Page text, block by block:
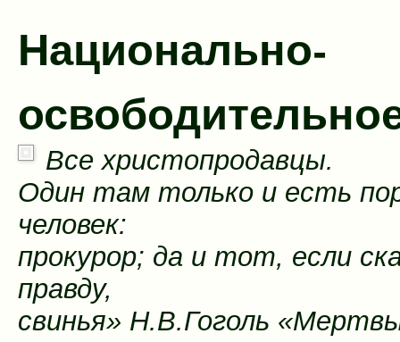
Национально-
Все христопродавцы.
Один там только и есть
человек:
прокурор; да и тот, если
правду,
свинья» Н.В.Гоголь